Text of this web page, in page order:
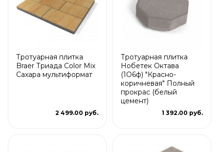
Тротуарная плитка
Braer Триада Color Mix
Сахара мультиформат
2 499.00 руб.
Тротуарная плитка
Нобетек Октава
(1О6ф) "Красно-
коричневая" Полный
прокрас (белый
цемент)
1 392.00 руб.